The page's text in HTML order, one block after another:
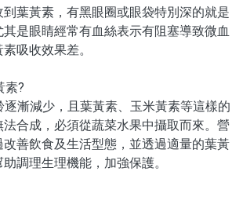
葉黃素，有黑眼圈或眼袋特別深的就是
是眼睛經常有血絲表示有阻塞導致微血
吸收效果差。
素?
逐漸減少，且葉黃素、玉米黃素等這樣的
合成，必須從蔬菜水果中攝取而來。營
善飲食及生活型態，並透過適量的葉黃
調理生理機能，加強保護。